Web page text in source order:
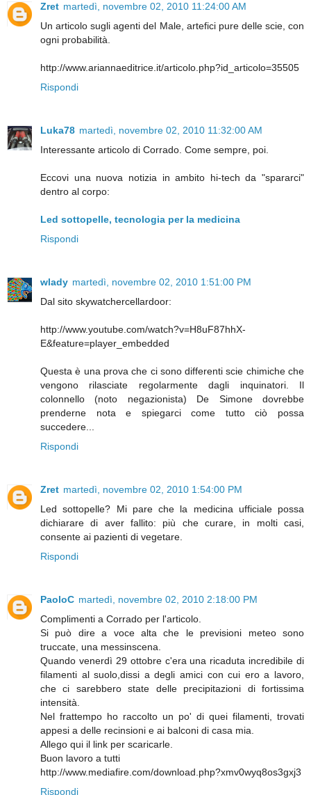
Zret martedì, novembre 02, 2010 11:24:00 AM
Un articolo sugli agenti del Male, artefici pure delle scie, con
ogni probabilità.
http://www.ariannaeditrice.it/articolo.php?id_articolo=35505
Rispondi
Luka78 martedì, novembre 02, 2010 11:32:00 AM
Interessante articolo di Corrado. Come sempre, poi.
Eccovi una nuova notizia in ambito hi-tech da "spararci"
dentro al corpo:
Led sottopelle, tecnologia per la medicina
Rispondi
wlady martedì, novembre 02, 2010 1:51:00 PM
Dal sito skywatchercellardoor:
http://www.youtube.com/watch?v=H8uF87hhX-
E&feature=player_embedded
Questa è una prova che ci sono differenti scie chimiche che
vengono rilasciate regolarmente dagli inquinatori. Il
colonnello (noto negazionista) De Simone dovrebbe
prenderne nota e spiegarci come tutto ciò possa
succedere...
Rispondi
Zret martedì, novembre 02, 2010 1:54:00 PM
Led sottopelle? Mi pare che la medicina ufficiale possa
dichiarare di aver fallito: più che curare, in molti casi,
consente ai pazienti di vegetare.
Rispondi
PaoloC martedì, novembre 02, 2010 2:18:00 PM
Complimenti a Corrado per l'articolo.
Si può dire a voce alta che le previsioni meteo sono
truccate, una messinscena.
Quando venerdì 29 ottobre c'era una ricaduta incredibile di
filamenti al suolo,dissi a degli amici con cui ero a lavoro,
che ci sarebbero state delle precipitazioni di fortissima
intensità.
Nel frattempo ho raccolto un po' di quei filamenti, trovati
appesi a delle recinsioni e ai balconi di casa mia.
Allego qui il link per scaricarle.
Buon lavoro a tutti
http://www.mediafire.com/download.php?xmv0wyq8os3gxj3
Rispondi